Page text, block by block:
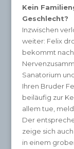
Kein
Geschlecht?
Inzwischen
weiter: Felix
bekommt
Sanatorium
Ihren Bruder
beiläufig zur
allem tue,
Der
zeige sich
in einem